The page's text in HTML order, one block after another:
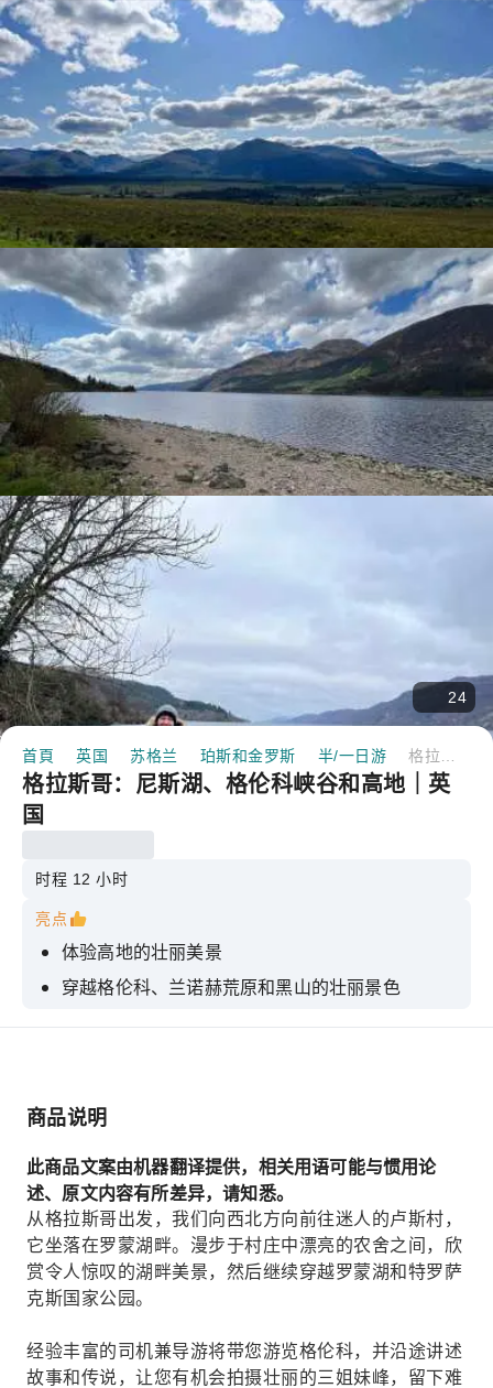
24
首頁 英国 苏格兰 珀斯和金罗斯 半/一日游
格拉斯哥：尼斯湖、格伦科峡谷和高地｜英
国
时程 12 小时
亮点
体验高地的壮丽美景
穿越格伦科、兰诺赫荒原和黑山的壮丽景色
花点时间游览尼斯湖，可以选择乘船游览。
商品说明
此商品文案由机器翻译提供，相关用语可能与惯用论
述、原文内容有所差异，请知悉。
从格拉斯哥出发，我们向西北方向前往迷人的卢斯村，
它坐落在罗蒙湖畔。漫步于村庄中漂亮的农舍之间，欣
赏令人惊叹的湖畔美景，然后继续穿越罗蒙湖和特罗萨
克斯国家公园。
经验丰富的司机兼导游将带您游览格伦科，并沿途讲述
故事和传说，让您有机会拍摄壮丽的三姐妹峰，留下难